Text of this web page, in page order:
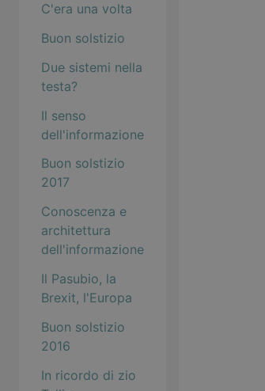
C'era una volta
Buon solstizio
Due sistemi nella
testa?
Il senso
dell'informazione
Buon solstizio
2017
Conoscenza e
architettura
dell'informazione
Il Pasubio, la
Brexit, l'Europa
Buon solstizio
2016
In ricordo di zio